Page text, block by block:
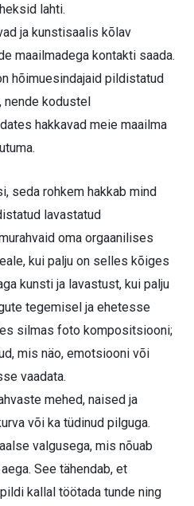
lahti.
ja kunstisaalis kõlav
maailmadega kontakti saada.
hõimuesindajaid pildistatud
nende kodustel
hakkavad meie maailma
seda rohkem hakkab mind
lavastatud
oma orgaanilises
kui palju on selles kõiges
kunsti ja lavastust, kui palju
tegemisel ja ehetesse
silmas foto kompositsiooni;
mis näo, emotsiooni või
vaadata.
mehed, naised ja
või ka tüdinud pilguga.
valgusega, mis nõuab
See tähendab, et
kallal töötada tunde ning